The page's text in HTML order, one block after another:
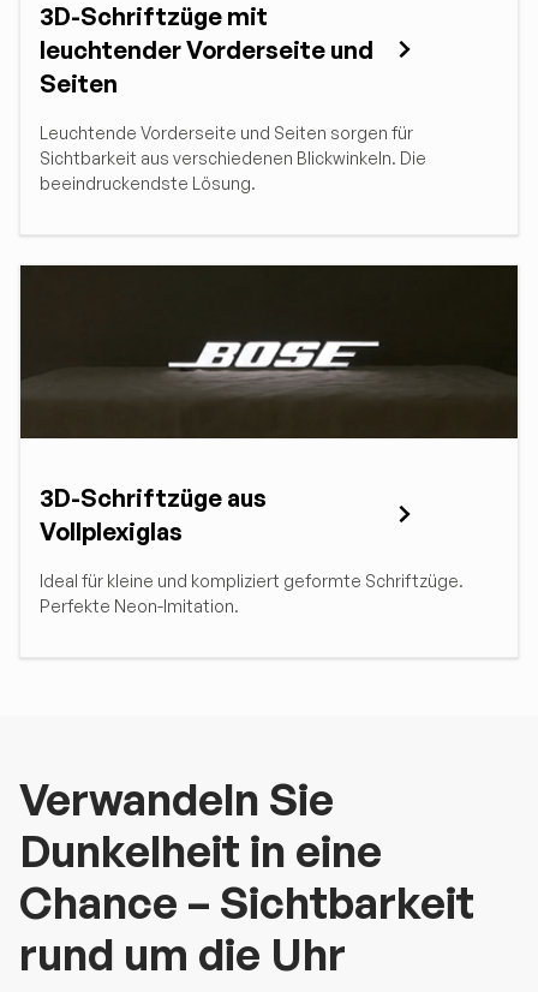
3D-Schriftzüge mit
leuchtender Vorderseite und
Seiten
Leuchtende Vorderseite und Seiten sorgen für
Sichtbarkeit aus verschiedenen Blickwinkeln. Die
beeindruckendste Lösung.
3D-Schriftzüge aus
Vollplexiglas
Ideal für kleine und kompliziert geformte Schriftzüge.
Perfekte Neon-Imitation.
Verwandeln Sie
Dunkelheit in eine
Chance – Sichtbarkeit
rund um die Uhr